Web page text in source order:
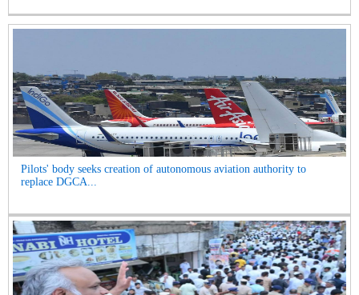
Pilots' body seeks creation of autonomous aviation authority to
replace DGCA...